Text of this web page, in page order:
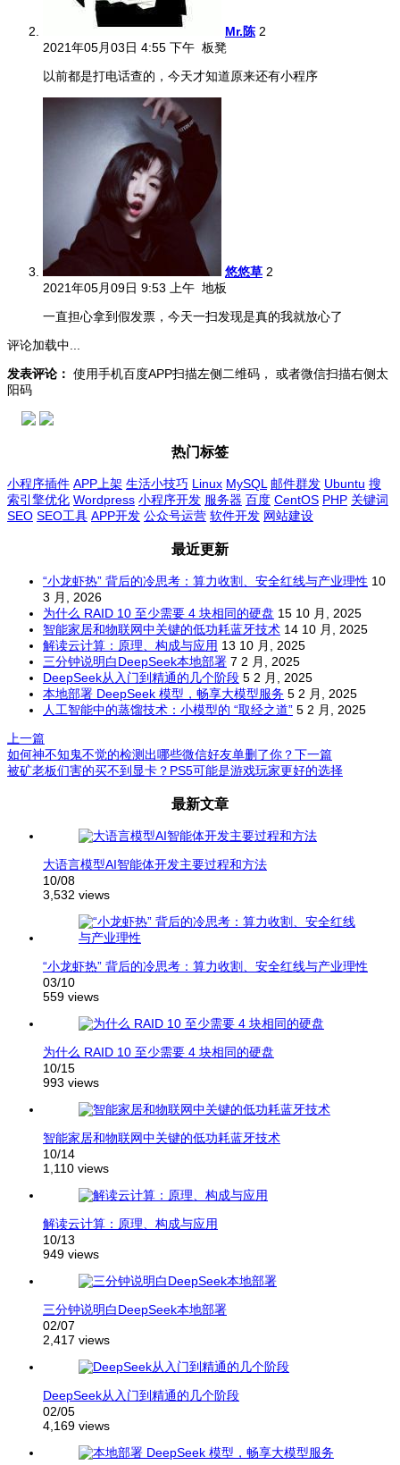
Mr.陈 2
2021年05月03日 4:55 下午 板凳
以前都是打电话查的，今天才知道原来还有小程序
悠悠草 2
2021年05月09日 9:53 上午 地板
一直担心拿到假发票，今天一扫发现是真的我就放心了
评论加载中...
发表评论： 使用手机百度APP扫描左侧二维码， 或者微信扫描右侧太
阳码
热门标签
小程序插件 APP上架 生活小技巧 Linux MySQL 邮件群发 Ubuntu 搜
索引擎优化 Wordpress 小程序开发 服务器 百度 CentOS PHP 关键词
SEO SEO工具 APP开发 公众号运营 软件开发 网站建设
最近更新
“小龙虾热” 背后的冷思考：算力收割、安全红线与产业理性 10
3 月, 2026
为什么 RAID 10 至少需要 4 块相同的硬盘 15 10 月, 2025
智能家居和物联网中关键的低功耗蓝牙技术 14 10 月, 2025
解读云计算：原理、构成与应用 13 10 月, 2025
三分钟说明白DeepSeek本地部署 7 2 月, 2025
DeepSeek从入门到精通的几个阶段 5 2 月, 2025
本地部署 DeepSeek 模型，畅享大模型服务 5 2 月, 2025
人工智能中的蒸馏技术：小模型的 “取经之道” 5 2 月, 2025
上一篇
如何神不知鬼不觉的检测出哪些微信好友单删了你？下一篇
被矿老板们害的买不到显卡？PS5可能是游戏玩家更好的选择
最新文章
大语言模型AI智能体开发主要过程和方法
10/08
3,532 views
“小龙虾热” 背后的冷思考：算力收割、安全红线与产业理性
03/10
559 views
为什么 RAID 10 至少需要 4 块相同的硬盘
10/15
993 views
智能家居和物联网中关键的低功耗蓝牙技术
10/14
1,110 views
解读云计算：原理、构成与应用
10/13
949 views
三分钟说明白DeepSeek本地部署
02/07
2,417 views
DeepSeek从入门到精通的几个阶段
02/05
4,169 views